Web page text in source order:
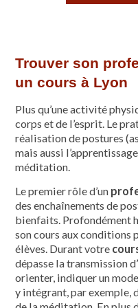
Trouver son
un cours à Lyon
Plus qu’une activité
corps et de l’esprit. Le
réalisation de postures
mais aussi
méditation.
Le premier rôle d’un
des enchaînements de
bienfaits. Profondément
son cours aux conditions
élèves. Durant votre
dépasse la transmission
orienter, indiquer un
y intégrant, par exemple,